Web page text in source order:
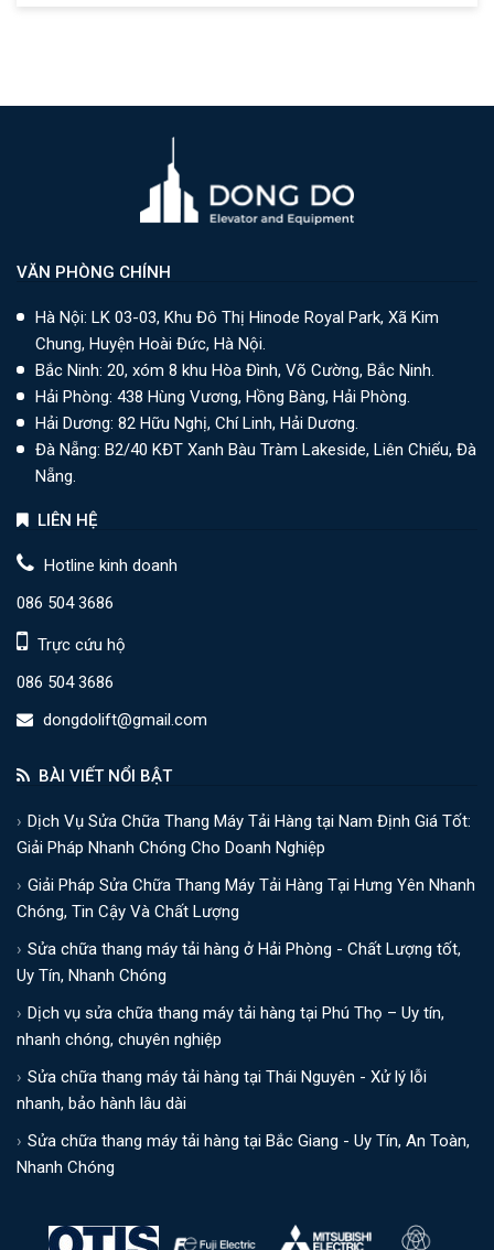
VĂN PHÒNG CHÍNH
Hà Nội: LK 03-03, Khu Đô Thị Hinode Royal Park, Xã Kim
Chung, Huyện Hoài Đức, Hà Nội.
Bắc Ninh: 20, xóm 8 khu Hòa Đình, Võ Cường, Bắc Ninh.
Hải Phòng: 438 Hùng Vương, Hồng Bàng, Hải Phòng.
Hải Dương: 82 Hữu Nghị, Chí Linh, Hải Dương.
Đà Nẵng: B2/40 KĐT Xanh Bàu Tràm Lakeside, Liên Chiểu, Đà
Nẵng.
LIÊN HỆ
Hotline kinh doanh
086 504 3686
Trực cứu hộ
086 504 3686
dongdolift@gmail.com
BÀI VIẾT NỔI BẬT
Dịch Vụ Sửa Chữa Thang Máy Tải Hàng tại Nam Định Giá Tốt:
Giải Pháp Nhanh Chóng Cho Doanh Nghiệp
Giải Pháp Sửa Chữa Thang Máy Tải Hàng Tại Hưng Yên Nhanh
Chóng, Tin Cậy Và Chất Lượng
Sửa chữa thang máy tải hàng ở Hải Phòng - Chất Lượng tốt,
Uy Tín, Nhanh Chóng
Dịch vụ sửa chữa thang máy tải hàng tại Phú Thọ – Uy tín,
nhanh chóng, chuyên nghiệp
Sửa chữa thang máy tải hàng tại Thái Nguyên - Xử lý lỗi
nhanh, bảo hành lâu dài
Sửa chữa thang máy tải hàng tại Bắc Giang - Uy Tín, An Toàn,
Nhanh Chóng